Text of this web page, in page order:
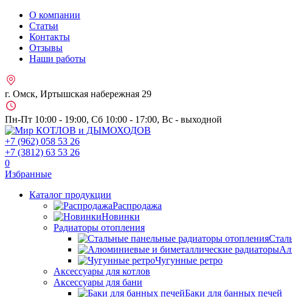
О компании
Статьи
Контакты
Отзывы
Наши работы
г. Омск, Иртышская набережная 29
Пн-Пт 10:00 - 19:00, Сб 10:00 - 17:00, Вс - выходной
+7 (962) 058 53 26
+7 (3812) 63 53 26
0
Избранные
Каталог продукции
Распродажа
Новинки
Радиаторы отопления
Чугунные ретро
Аксессуары для котлов
Аксессуары для бани
Баки для банных печей